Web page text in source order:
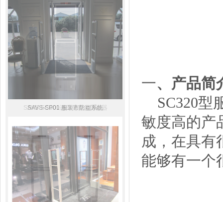
SAVS-SC600进口亚克力防盗器
SAVS-SP01 服装市防盗系统
一、产品简
SC320型
敏度高的产
成，在具有
能够有一个